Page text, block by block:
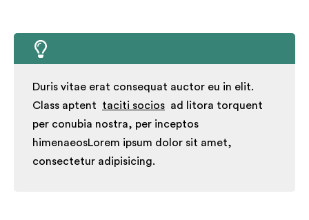
Duris vitae erat consequat auctor eu in elit.
Class aptent
taciti socios ad litora torquent
per conubia nostra, per inceptos
himenaeosLorem ipsum dolor sit amet,
consectetur adipisicing.